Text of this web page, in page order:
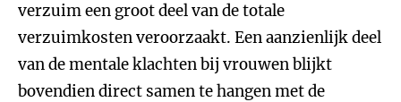
verzuim een groot deel van de totale
verzuimkosten veroorzaakt. Een aanzienlijk deel
van de mentale klachten bij vrouwen blijkt
bovendien direct samen te hangen met de